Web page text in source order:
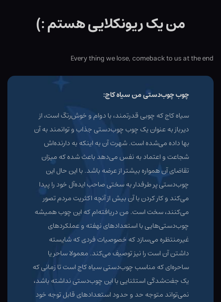
من یک ریونکلایی هستم :)
Every thing we lose, comeback to us at the end
چوب چوب‌دستی من سیاه کاج:
سیاه کاج که چوبی قدرتمند، با دوام و خوش‌رنگ است، از
دیرباز به عنوان یک چوب چو‌ب‌دستی جذاب و توانمند به آن
بها داده می‌شده است. شهرت آن به اینکه به دارنده‌اش
شجاعت و اعتماد به نفس می‌دهد باعث شده که میزان
تقاضای آن همواره بیشتر از عرضه باشد. با این حال این
چوب‌دستی پر طرفدار به سختی صاحب ایده‌آل خود را پیدا
می‌کند و کار کردن با آن بیش از آنچه اکثریت مردم تصور
می‌کنند، سخت است. من دریافته‌ام که این چوب همیشه
چوب‌دستی‌هایی با استعدادهای نهفته و عملکردهای
غیرمنتظره می‌سازد که خصوصیات فردی که شایسته
داشتن آن است را نیز توصیف می‌کند. معمولا ساحر یا
ساحره‌ای که مناسب چوب‌دستی سیاه کاج است تا زمانی که
یک جفت‌‌شدگی استثنایی با این چوب‌دستی نداشته باشد،
نمی‌تواند متوجه حد و حدود استعدادهای قابل توجه خود